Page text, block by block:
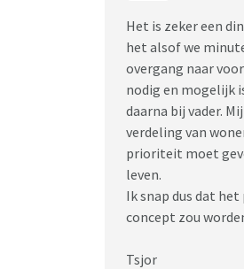
Het is zeker een
het alsof we
overgang naar
nodig en mogelijk
daarna bij vader.
verdeling van
prioriteit moet
leven.
Ik snap dus dat
concept zou
Tsjor